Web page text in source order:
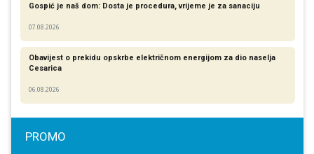
Gospić je naš dom: Dosta je procedura, vrijeme je za sanaciju
07.08.2026
Obavijest o prekidu opskrbe električnom energijom za dio naselja
Cesarica
06.08.2026
PROMO